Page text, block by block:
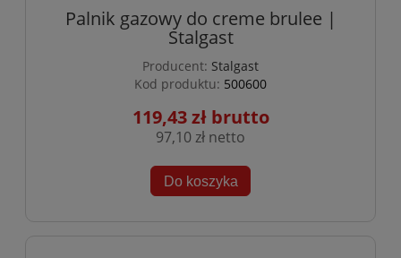
Palnik gazowy do creme brulee |
Stalgast
Producent: Stalgast
Kod produktu: 500600
119,43 zł
97,10 zł
Do koszyka